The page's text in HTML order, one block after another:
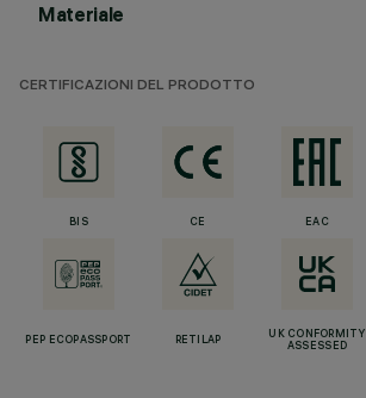
Materiale
CERTIFICAZIONI DEL PRODOTTO
BIS CE EAC
PEP ECOPASSPORT RETILAP
UK CONFORMITY
ASSESSED